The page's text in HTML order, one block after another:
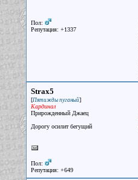
Пол:
Репутация: +1337
Strax5
[Пятижды пуганый]
Кардинал
Прирожденный Джаец
Дорогу осилит бегущий
Пол:
Репутация: +649